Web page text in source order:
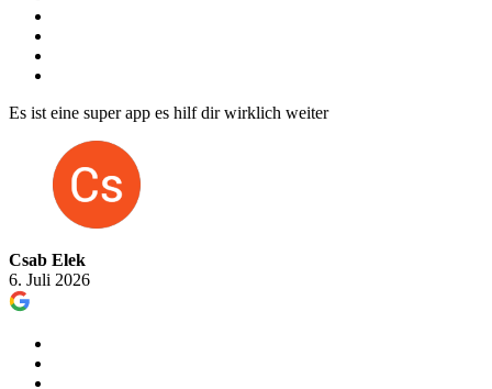
Es ist eine super app es hilf dir wirklich weiter
Csab Elek
6. Juli 2026